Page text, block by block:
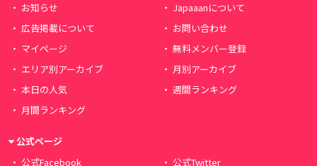
お知らせ
Japaaanについて
広告掲載について
お問い合わせ
マイページ
無料メンバー登録
エリア別アーカイブ
月別アーカイブ
本日の人気
週間ランキング
月間ランキング
公式ページ
公式Facebook
公式Twitter